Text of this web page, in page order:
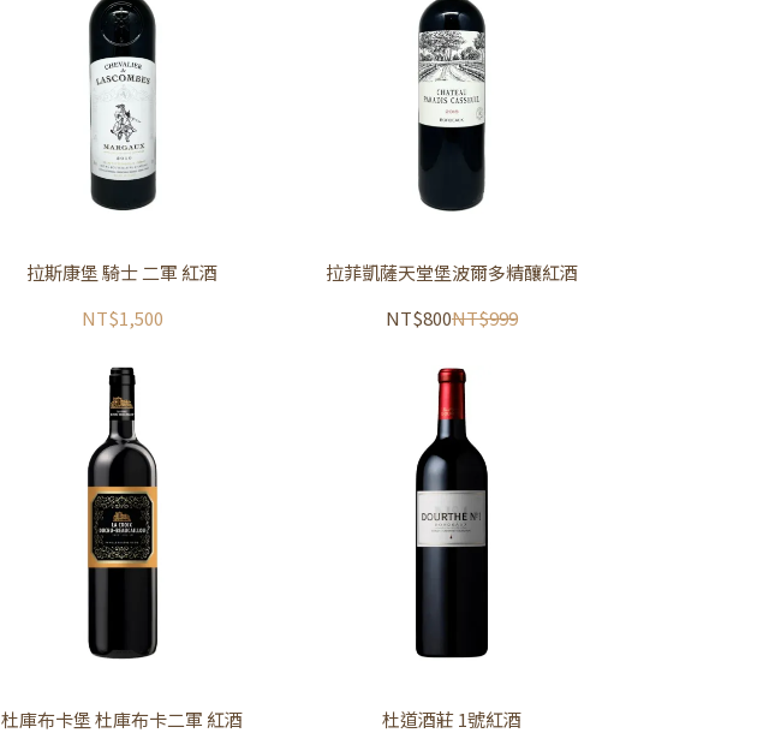
拉斯康堡 騎士 二軍 紅酒
NT$1,500
拉菲凱薩天堂堡波爾多精釀紅酒
NT$800NT$999
杜庫布卡堡 杜庫布卡二軍 紅酒
杜道酒莊 1號紅酒